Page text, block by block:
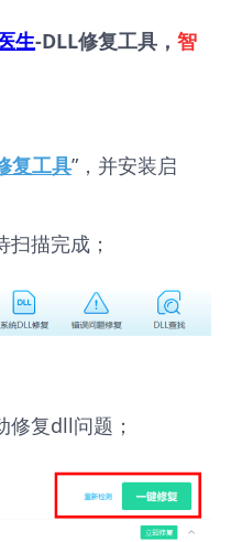
生-DLL修复工具， 智
复工具”，并安装启
扫描完成；
修复dll问题；